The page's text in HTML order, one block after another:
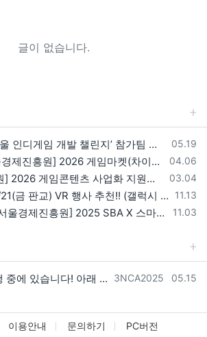
글이 없습니다.
등록일
05.19
인디게임 개발 챌린지’ 참가팀 모집
등록일
04.06
임마켓(차이나조이, BIC, 지스타) 서울관 참가기업 모집!(~5/8 15:00)
등록일
03.04
콘텐츠 사업화 지원사업 참가기업 모집(~3/26까지)
등록일
11.13
사 추천!! (갤럭시 XR/ 애플 비전프로 등 기기 체험, 메타퀘스트 경품)
등록일
11.03
SBA X 스마일게이트, ‘게임랩 with STOVE INDIE’ 참가기업 모집
등록자
3NCA2025 등록일
05.15
탁드리겠습니다~! https://next-verse.com/community/1…
이용안내 문의하기 PC버전